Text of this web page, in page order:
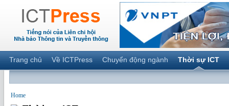
Trang chủ Về ICTPress Chuyển động ngành Thời sự ICT
Home